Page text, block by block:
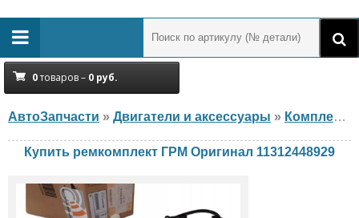
0товаров – 0 руб.
АвтоЗапчасти » Двигатели и аксессуары » Комплект ГРМ
Купить ремкомплект ГРМ Оригинал 11312448929